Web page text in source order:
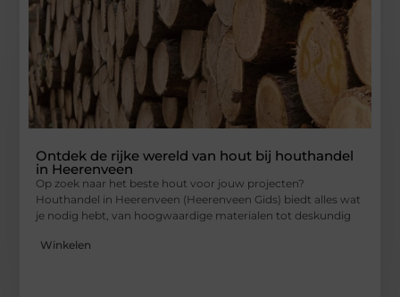
Ontdek de rijke wereld van hout bij houthandel
in Heerenveen
Op zoek naar het beste hout voor jouw projecten?
Houthandel in Heerenveen (Heerenveen Gids) biedt alles wat
je nodig hebt, van hoogwaardige materialen tot deskundig
Winkelen